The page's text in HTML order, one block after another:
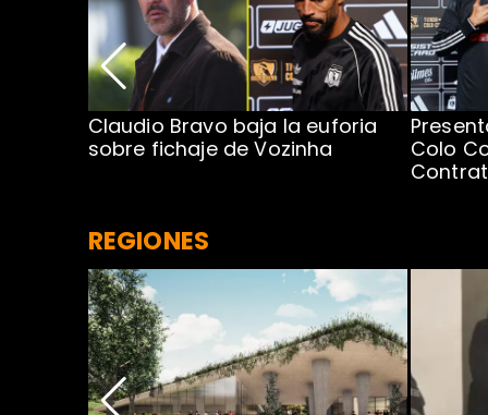
Claudio Bravo baja la euforia
sobre fichaje de Vozinha
Colo
REGIONES